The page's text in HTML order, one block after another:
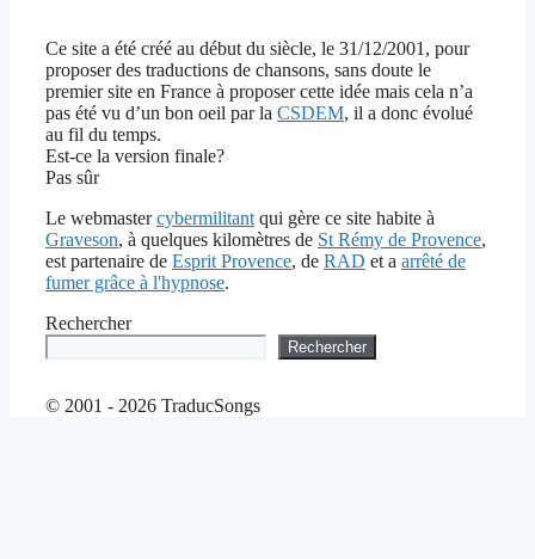
Ce site a été créé au début du siècle, le 31/12/2001, pour
proposer des traductions de chansons, sans doute le
premier site en France à proposer cette idée mais cela n’a
pas été vu d’un bon oeil par la CSDEM, il a donc évolué
au fil du temps.
Est-ce la version finale?
Pas sûr
Le webmastercybermilitant qui gère ce site habite à
Graveson, à quelques kilomètres de St Rémy de Provence,
est partenaire de Esprit Provence, de RAD et a arrêté de
fumer grâce à l'hypnose.
Rechercher
Rechercher
© 2001 - 2026 TraducSongs